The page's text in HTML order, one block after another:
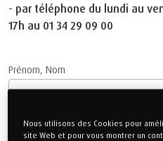
- par téléphone du lundi au
17h au 01 34 29 09 00
Prénom, Nom
EmailNous utilisons des Cookies pour
site Web et pour vous montrer un